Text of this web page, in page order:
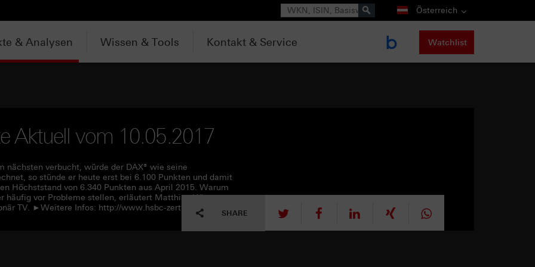
Suche Österreich
& Analysen Wissen & Tools Kontakt & Service Watchlist
Aktuell vom 10.05.2017
nächsten verbucht, würde der DAX® wie seine
so stünde er heute erst bei 6.100 Punkten und damit
Höchststand‎ von 6.340 Punkten aus April 2015. Warum
häufig vor Probleme stellen, erläutert Matthias Hüppe von
TV. ►Weitere Infos: http://www.hsbc-zertifikate.de
SHARE tweet mitteilen